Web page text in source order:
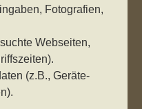
Fotografien,
Webseiten,
(z.B., Geräte-